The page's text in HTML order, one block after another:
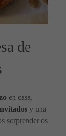
de
en casa,
y una
sorprenderlos